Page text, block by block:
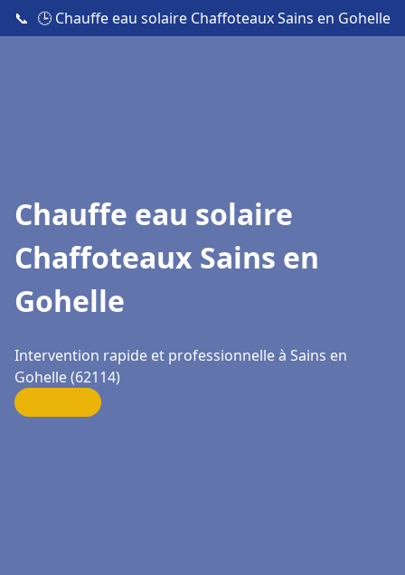
📞 🕒 Chauffe eau solaire Chaffoteaux Sains en Gohelle
Chauffe eau solaire
Chaffoteaux Sains en
Gohelle
Intervention rapide et professionnelle à Sains en
Gohelle (62114)